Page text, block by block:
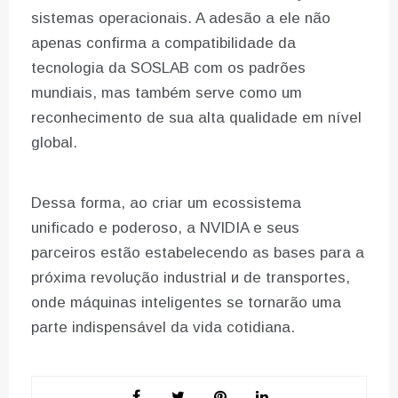
sistemas operacionais. A adesão a ele não
apenas confirma a compatibilidade da
tecnologia da SOSLAB com os padrões
mundiais, mas também serve como um
reconhecimento de sua alta qualidade em nível
global.
Dessa forma, ao criar um ecossistema
unificado e poderoso, a NVIDIA e seus
parceiros estão estabelecendo as bases para a
próxima revolução industrial и de transportes,
onde máquinas inteligentes se tornarão uma
parte indispensável da vida cotidiana.